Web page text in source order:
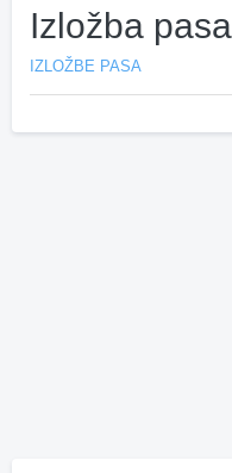
Izložba
IZLOŽBE PASA